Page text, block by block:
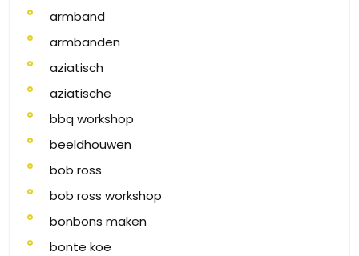
armband
armbanden
aziatisch
aziatische
bbq workshop
beeldhouwen
bob ross
bob ross workshop
bonbons maken
bonte koe